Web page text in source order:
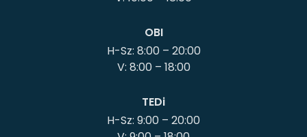
OBI
H-Sz: 8:00 – 20:00
V: 8:00 – 18:00
TEDi
H-Sz: 9:00 – 20:00